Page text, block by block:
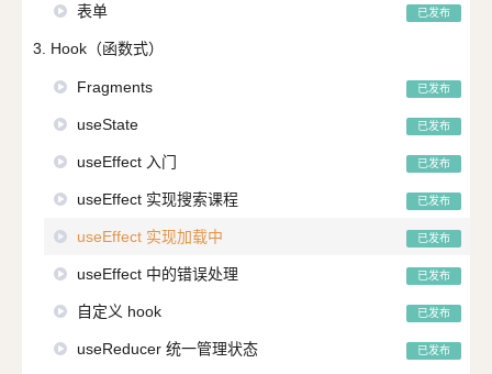
表单 已发布
3. Hook（函数式）
Fragments 已发布
useState 已发布
useEffect 入门 已发布
useEffect 实现搜索课程 已发布
useEffect 实现加载中 已发布
useEffect 中的错误处理 已发布
自定义 hook 已发布
useReducer 统一管理状态 已发布